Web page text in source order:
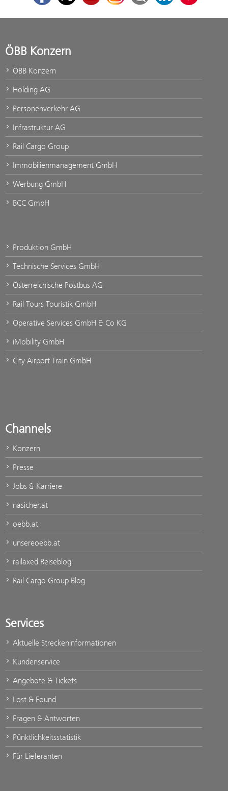
ÖBB Konzern
ÖBB Konzern
Holding AG
Personenverkehr AG
Infrastruktur AG
Rail Cargo Group
Immobilienmanagement GmbH
Werbung GmbH
BCC GmbH
Produktion GmbH
Technische Services GmbH
Österreichische Postbus AG
Rail Tours Touristik GmbH
Operative Services GmbH & Co KG
iMobility GmbH
City Airport Train GmbH
Channels
Konzern
Presse
Jobs & Karriere
nasicher.at
oebb.at
unsereoebb.at
railaxed Reiseblog
Rail Cargo Group Blog
Services
Aktuelle Streckeninformationen
Kundenservice
Angebote & Tickets
Lost & Found
Fragen & Antworten
Pünktlichkeitsstatistik
Für Lieferanten